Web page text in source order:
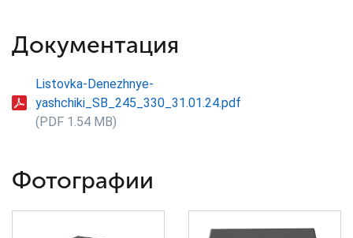
Документация
Listovka-Denezhnye-
yashchiki_SB_245_330_31.01.24.pdf
(PDF 1.54 MB)
Фотографии